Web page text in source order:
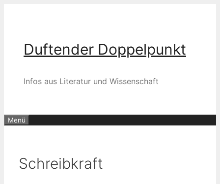
Duftender Doppelpunkt
Infos aus Literatur und Wissenschaft
Menü
Schreibkraft